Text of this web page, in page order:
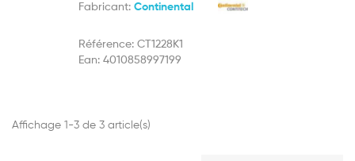
Fabricant: Continental
Référence: CT1228K1
Ean: 4010858997199
Affichage 1-3 de 3 article(s)